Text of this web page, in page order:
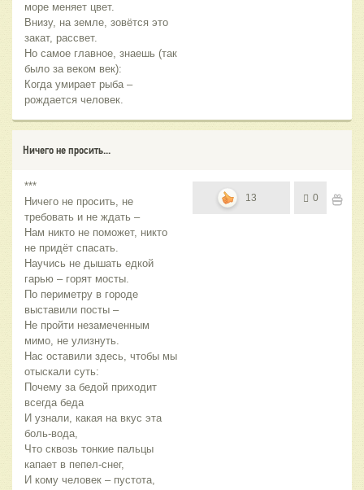
море меняет цвет.
Внизу, на земле, зовётся это
закат, рассвет.
Но самое главное, знаешь (так
было за веком век):
Когда умирает рыба –
рождается человек.
Ничего не просить...
***
Ничего не просить, не
требовать и не ждать –
Нам никто не поможет, никто
не придёт спасать.
Научись не дышать едкой
гарью – горят мосты.
По периметру в городе
выставили посты –
Не пройти незамеченным
мимо, не улизнуть.
Нас оставили здесь, чтобы мы
отыскали суть:
Почему за бедой приходит
всегда беда
И узнали, какая на вкус эта
боль-вода,
Что сквозь тонкие пальцы
капает в пепел-снег,
И кому человек – пустота,
13 0